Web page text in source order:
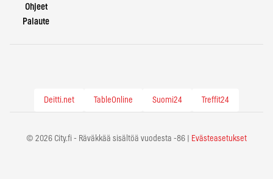
Ohjeet
Palaute
Deitti.net TableOnline Suomi24 Treffit24
© 2026 City.fi - Räväkkää sisältöä vuodesta -86 | Evästeasetukset